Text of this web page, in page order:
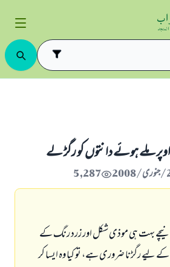
ملے ہوئے دانتوں كو رگڑ لے
5,287
بہت ہى موذى شكل اور زرد رنگ كے
ليے رگڑنا ضرورى ہے، تو كيا وہ ايسا كر